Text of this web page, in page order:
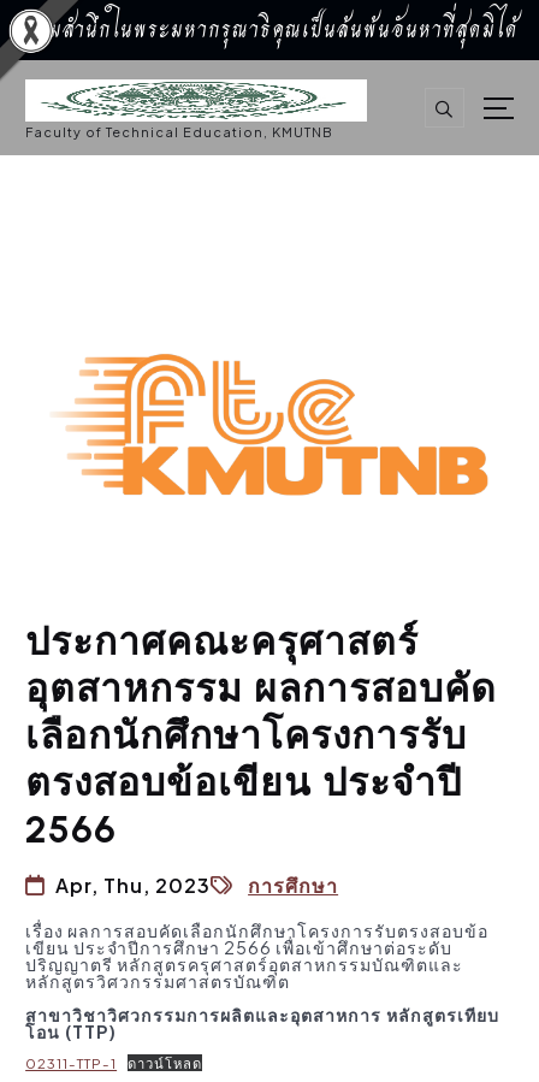
น้อมสำนึกในพระมหากรุณาธิคุณเป็นล้นพ้นอันหาที่สุดมิได้
S
k
o
Faculty of Technical Education, KMUTNB
ประกาศคณะครุศาสตร์
อุตสาหกรรม ผลการสอบคัด
เลือกนักศึกษาโครงการรับ
ตรงสอบข้อเขียน ประจำปี
2566
Apr, Thu, 2023 การศึกษา
เรื่อง ผลการสอบคัดเลือกนักศึกษาโครงการรับตรงสอบข้อ
เขียน ประจำปีการศึกษา 2566 เพื่อเข้าศึกษาต่อระดับ
ปริญญาตรี หลักสูตรครุศาสตร์อุตสาหกรรมบัณฑิตและ
หลักสูตรวิศวกรรมศาสตรบัณฑิต
สาขาวิชาวิศวกรรมการผลิตและอุตสาหการ หลักสูตรเทียบ
โอน (TTP)
02311-TTP-1 ดาวน์โหลด